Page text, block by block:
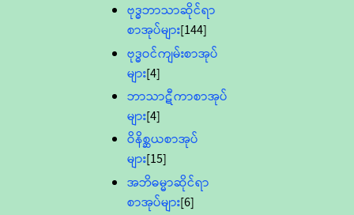
ဗုဒ္ဓဘာသာဆိုင်ရာ
စာအုပ်များ[144]
ဗုဒ္ဓဝင်ကျမ်းစာအုပ်
များ[4]
ဘာသာဋီကာစာအုပ်
များ[4]
ဝိနိစ္ဆယစာအုပ်
များ[15]
အဘိဓမ္မာဆိုင်ရာ
စာအုပ်များ[6]